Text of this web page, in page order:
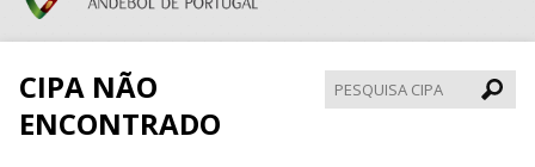
CIPA NÃO
ENCONTRADO
CIPA